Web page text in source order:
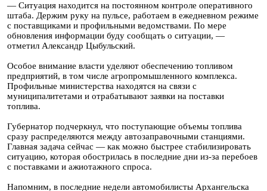
— Ситуация находится на постоянном контроле оперативного
штаба. Держим руку на пульсе, работаем в ежедневном режиме
с поставщиками и профильными ведомствами. По мере
обновления информации буду сообщать о ситуации, —
отметил Александр Цыбульский.
Особое внимание власти уделяют обеспечению топливом
предприятий, в том числе агропромышленного комплекса.
Профильные министерства находятся на связи с
муниципалитетами и отрабатывают заявки на поставки
топлива.
Губернатор подчеркнул, что поступающие объемы топлива
сразу распределяются между автозаправочными станциями.
Главная задача сейчас — как можно быстрее стабилизировать
ситуацию, которая обострилась в последние дни из-за перебоев
с поставками и ажиотажного спроса.
Напомним, в последние недели автомобилисты Архангельска